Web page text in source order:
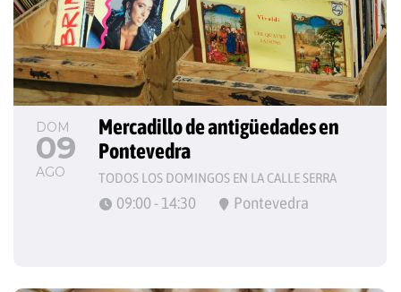
DOM
09
AGO
Mercadillo de antigüedades en
Pontevedra
TODOS LOS DOMINGOS EN LA CALLE SERRA
09:00 - 14:30 Pontevedra